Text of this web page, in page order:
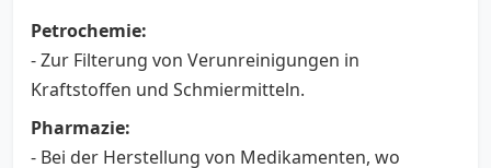
Petrochemie:
- Zur Filterung von Verunreinigungen in
Kraftstoffen und Schmiermitteln.
Pharmazie:
- Bei der Herstellung von Medikamenten, wo